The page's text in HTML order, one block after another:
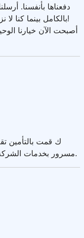
دفعناها بأنفسنا.
بالكامل بينما كنا
ك قمت بالتأمين
مسرور بخدمات الشركة. نت في سفر إلى الخارج من أجل العمل.